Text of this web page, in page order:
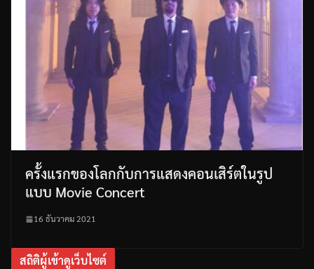
ครั้งแรกของโลกกับการแสดงคอนเสิร์ตในรูป
แบบ Movie Concert
16 ธันวาคม 2021
สถิติผู้เข้าดูเว็บไซต์